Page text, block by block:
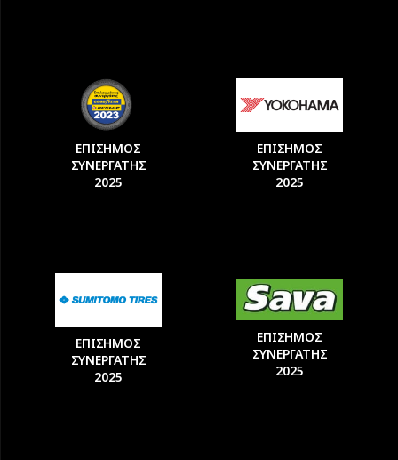
ΕΠΙΣΗΜΟΣ
ΣΥΝΕΡΓΑΤΗΣ
2025
ΕΠΙΣΗΜΟΣ
ΣΥΝΕΡΓΑΤΗΣ
2025
ΕΠΙΣΗΜΟΣ
ΣΥΝΕΡΓΑΤΗΣ
2025
ΕΠΙΣΗΜΟΣ
ΣΥΝΕΡΓΑΤΗΣ
2025